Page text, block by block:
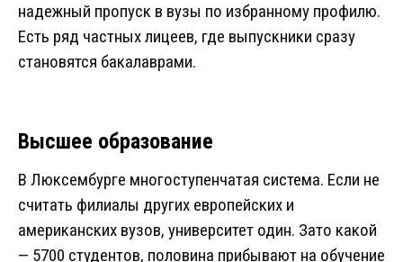
надежный пропуск в вузы по избранному профилю.
Есть ряд частных лицеев, где выпускники сразу
становятся бакалаврами.
Высшее образование
В Люксембурге многоступенчатая система. Если не
считать филиалы других европейских и
американских вузов, университет один. Зато какой
— 5700 студентов, половина прибывают на обучение